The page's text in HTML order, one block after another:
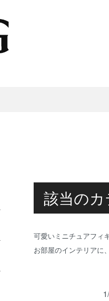
該当の
可愛いミニチュアフィ
お部屋のインテリアに